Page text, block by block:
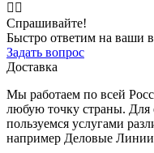
🙋‍♂️
Спрашивайте!
Быстро ответим на ваши
Задать вопрос
Доставка
Мы работаем по всей
любую точку страны. Для
пользуемся услугами
например Деловые